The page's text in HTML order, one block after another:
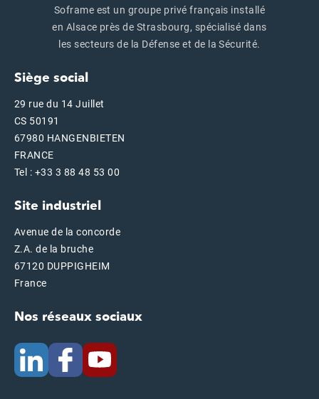
Soframe est un groupe privé français installé
en Alsace près de Strasbourg, spécialisé dans
les secteurs de la Défense et de la Sécurité.
Siège social
29 rue du 14 Juillet
CS 50191
67980 HANGENBIETEN
FRANCE
Tel : +33 3 88 48 53 00
Site industriel
Avenue de la concorde
Z.A. de la bruche
67120 DUPPIGHEIM
France
Nos réseaux sociaux